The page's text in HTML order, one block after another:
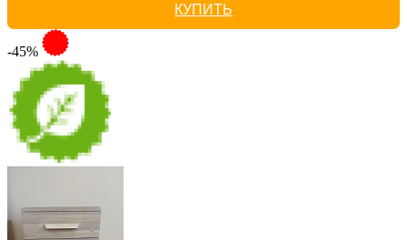
КУПИТЬ
-45%